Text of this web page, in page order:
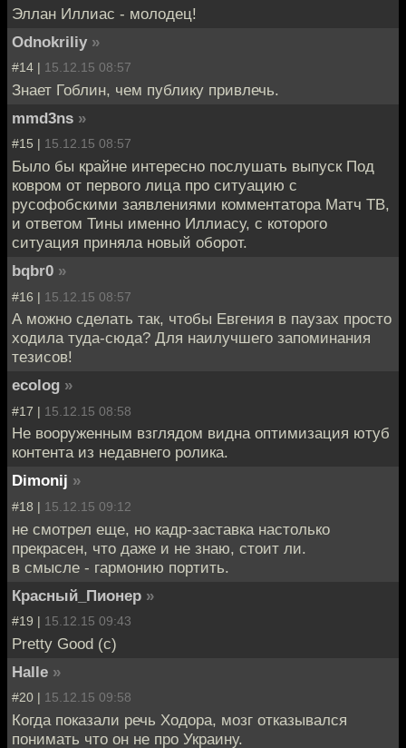
Эллан Иллиас - молодец!
Odnokriliy »
#14 | 15.12.15 08:57
Знает Гоблин, чем публику привлечь.
mmd3ns »
#15 | 15.12.15 08:57
Было бы крайне интересно послушать выпуск Под
ковром от первого лица про ситуацию с
русофобскими заявлениями комментатора Матч ТВ,
и ответом Тины именно Иллиасу, с которого
ситуация приняла новый оборот.
bqbr0 »
#16 | 15.12.15 08:57
А можно сделать так, чтобы Евгения в паузах просто
ходила туда-сюда? Для наилучшего запоминания
тезисов!
ecolog »
#17 | 15.12.15 08:58
Не вооруженным взглядом видна оптимизация ютуб
контента из недавнего ролика.
Dimonij »
#18 | 15.12.15 09:12
не смотрел еще, но кадр-заставка настолько
прекрасен, что даже и не знаю, стоит ли.
в смысле - гармонию портить.
Красный_Пионер »
#19 | 15.12.15 09:43
Pretty Good (c)
Halle »
#20 | 15.12.15 09:58
Когда показали речь Ходора, мозг отказывался
понимать что он не про Украину.